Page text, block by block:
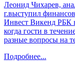
Леонид Чихарев,
г.выступил
Инвест Викенд РБК
когда гости в
разные вопросы на
Подробнее...